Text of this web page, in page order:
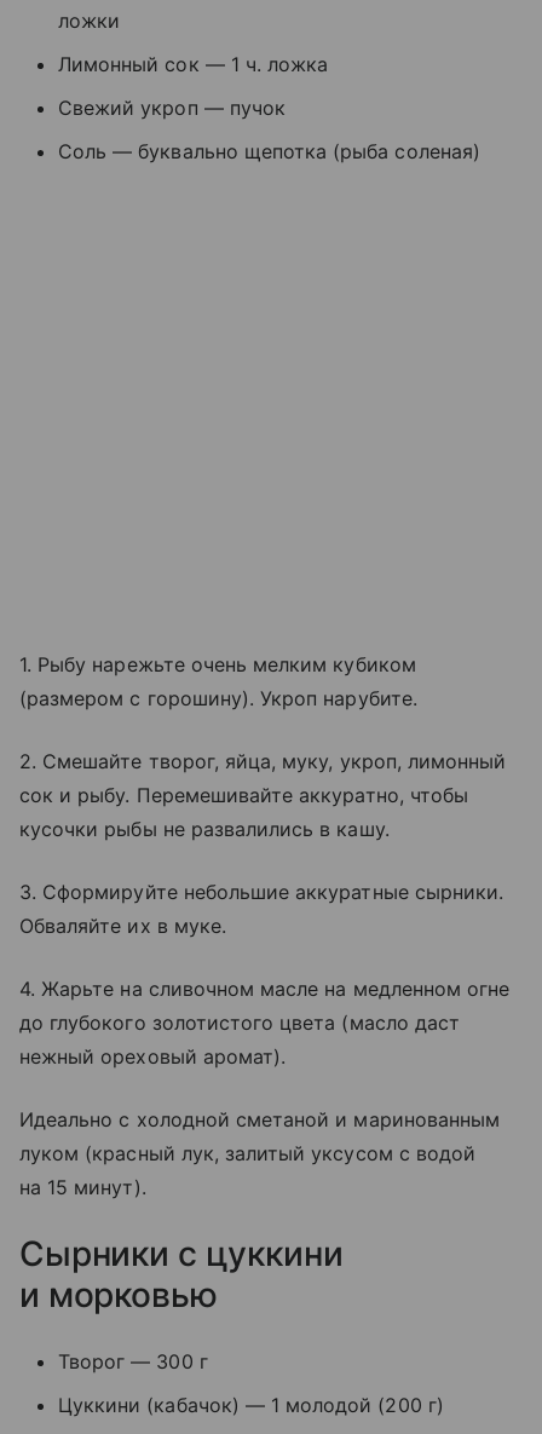
ложки
Лимонный сок — 1 ч. ложка
Свежий укроп — пучок
Соль — буквально щепотка (рыба соленая)
1. Рыбу нарежьте очень мелким кубиком
(размером с горошину). Укроп нарубите.
2. Смешайте творог, яйца, муку, укроп, лимонный
сок и рыбу. Перемешивайте аккуратно, чтобы
кусочки рыбы не развалились в кашу.
3. Сформируйте небольшие аккуратные сырники.
Обваляйте их в муке.
4. Жарьте на сливочном масле на медленном огне
до глубокого золотистого цвета (масло даст
нежный ореховый аромат).
Идеально с холодной сметаной и маринованным
луком (красный лук, залитый уксусом с водой
на 15 минут).
Сырники с цуккини
и морковью
Творог — 300 г
Цуккини (кабачок) — 1 молодой (200 г)